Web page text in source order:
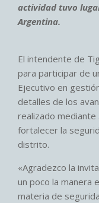
actividad tuvo
Argentina.
El intendente de
para participar de
Ejecutivo en
detalles de los
realizado
fortalecer la
distrito.
«Agradezco la
un poco la manera
materia de